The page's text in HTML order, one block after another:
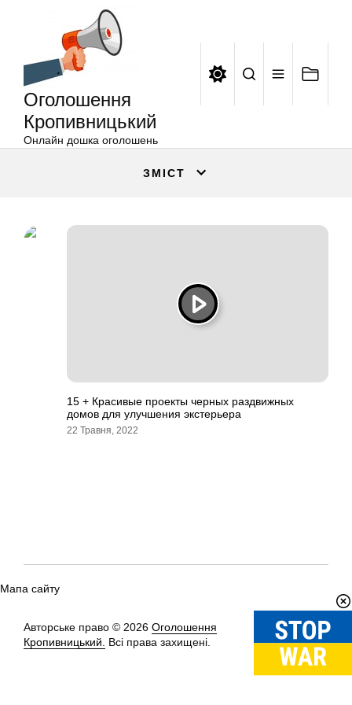
Оголошення
Кропивницький
Онлайн дошка оголошень
ЗМІСТ
15 + Красивые проекты черных раздвижных
домов для улучшения экстерьера
22 Травня, 2022
Мапа сайту
Авторське право © 2026 Оголошення
Кропивницький.
Всі права захищені.
Вгору↑